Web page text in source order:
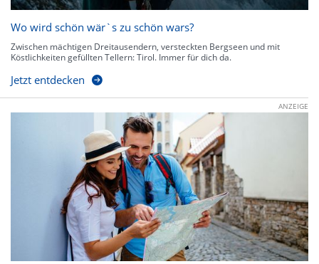
Wo wird schön wär`s zu schön wars?
Zwischen mächtigen Dreitausendern, versteckten Bergseen und mit
Köstlichkeiten gefüllten Tellern: Tirol. Immer für dich da.
Jetzt entdecken
ANZEIGE